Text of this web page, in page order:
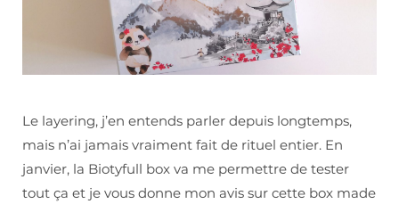
Le layering, j’en entends parler depuis longtemps,
mais n’ai jamais vraiment fait de rituel entier. En
janvier, la Biotyfull box va me permettre de tester
tout ça et je vous donne mon avis sur cette box made